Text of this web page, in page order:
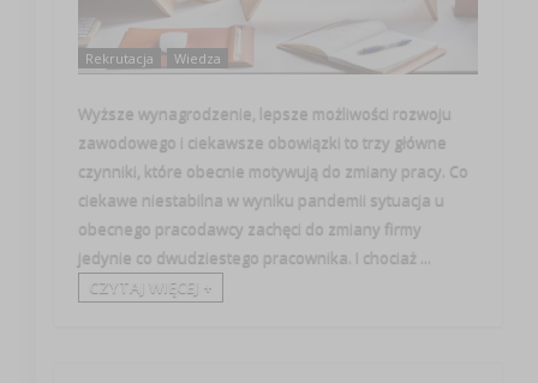
Rekrutacja Wiedza
Wyższe wynagrodzenie, lepsze możliwości rozwoju
zawodowego i ciekawsze obowiązki to trzy główne
czynniki, które obecnie motywują do zmiany pracy. Co
ciekawe niestabilna w wyniku pandemii sytuacja u
obecnego pracodawcy zachęci do zmiany firmy
jedynie co dwudziestego pracownika. I chociaż ...
CZYTAJ WIĘCEJ +